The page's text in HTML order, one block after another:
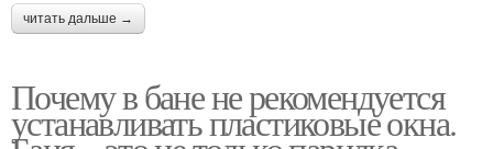
читать дальше →
Почему в бане не рекомендуется
устанавливать пластиковые окна.